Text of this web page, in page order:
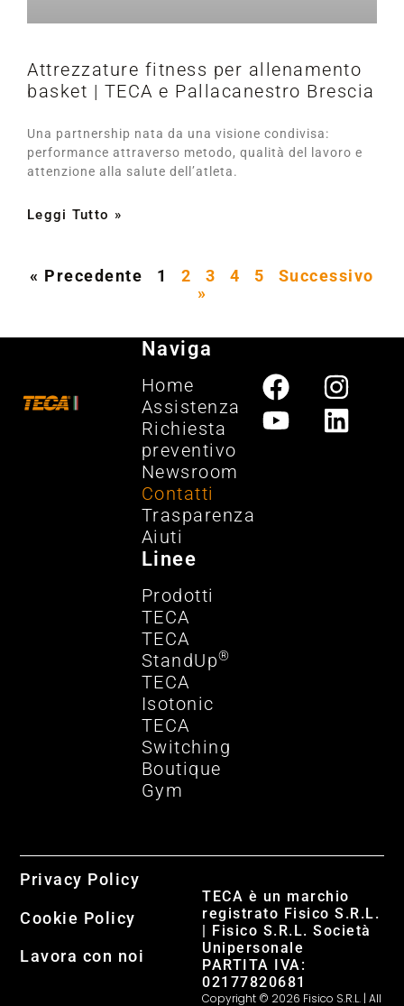
Attrezzature fitness per allenamento
basket | TECA e Pallacanestro Brescia
Una partnership nata da una visione condivisa:
performance attraverso metodo, qualità del lavoro e
attenzione alla salute dell’atleta.
Leggi Tutto »
« Precedente 1 2 3 4 5
Successivo
»
Naviga
Home
Assistenza
Richiesta
preventivo
Newsroom
Contatti
Trasparenza
Aiuti
Linee
Prodotti
TECA
TECA
StandUp®
TECA
Isotonic
TECA
Switching
Boutique
Gym
TECA è un marchio
registrato Fisico S.R.L.
| Fisico S.R.L. Società
Unipersonale
PARTITA IVA:
02177820681
Copyright © 2026 Fisico S.R.L. | All
Privacy Policy
Cookie Policy
Lavora con noi